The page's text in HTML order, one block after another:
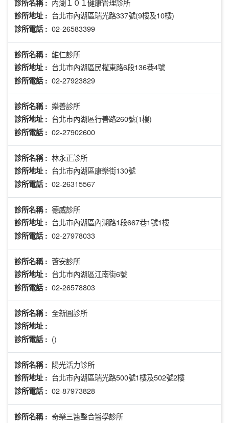
診所名稱 : 內湖１０１健康管理診所
診所地址 : 台北市內湖區瑞光路337號(9樓及10樓)
診所電話 : 02-26583399
診所名稱 : 維仁診所
診所地址 : 台北市內湖區民權東路6段136巷4號
診所電話 : 02-27923829
診所名稱 : 樂善診所
診所地址 : 台北市內湖區行善路260號(1樓)
診所電話 : 02-27902600
診所名稱 : 林永正診所
診所地址 : 台北市內湖區康樂街130號
診所電話 : 02-26315567
診所名稱 : 德威診所
診所地址 : 台北市內湖區內湖路1段667巷1號1樓
診所電話 : 02-27978033
診所名稱 : 薈安診所
診所地址 : 台北市內湖區江南街6號
診所電話 : 02-26578803
診所名稱 : 全新圓診所
診所地址 :
診所電話 : ()
診所名稱 : 陽光活力診所
診所地址 : 台北市內湖區瑞光路500號1樓及502號2樓
診所電話 : 02-87973828
診所名稱 : 奇樂三醫整合醫學診所